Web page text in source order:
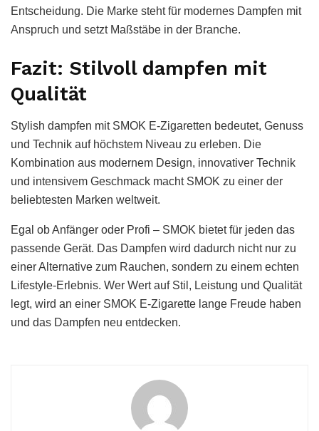
Entscheidung. Die Marke steht für modernes Dampfen mit
Anspruch und setzt Maßstäbe in der Branche.
Fazit: Stilvoll dampfen mit
Qualität
Stylish dampfen mit SMOK E-Zigaretten bedeutet, Genuss
und Technik auf höchstem Niveau zu erleben. Die
Kombination aus modernem Design, innovativer Technik
und intensivem Geschmack macht SMOK zu einer der
beliebtesten Marken weltweit.
Egal ob Anfänger oder Profi – SMOK bietet für jeden das
passende Gerät. Das Dampfen wird dadurch nicht nur zu
einer Alternative zum Rauchen, sondern zu einem echten
Lifestyle-Erlebnis. Wer Wert auf Stil, Leistung und Qualität
legt, wird an einer SMOK E-Zigarette lange Freude haben
und das Dampfen neu entdecken.